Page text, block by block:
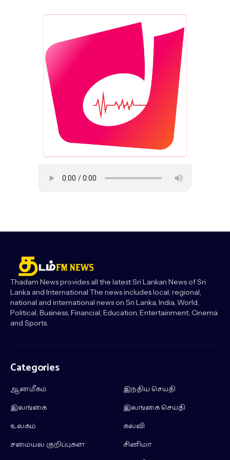
Thadam News provides all the latest Sri Lankan News of Sri
Lanka and International The news includes local, regional,
national and international news on Sri Lanka, India, World,
Political, Business, Financial, Education, Entertainment, Cinema
and Sports.
Categories
ஆன்மீகம்
இந்திய செய்தி
இலங்கை
இலங்கை செய்தி
உலகம்
கல்வி
சமையல் குறிப்புகள்
சினிமா